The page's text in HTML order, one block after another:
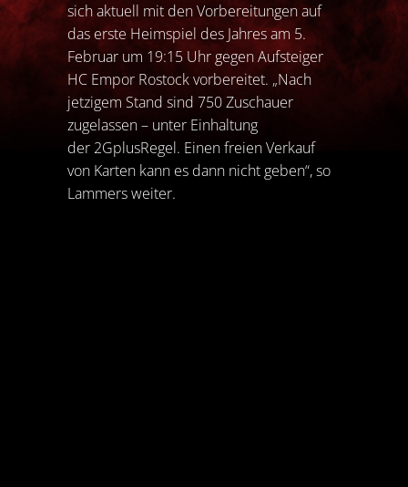
sich aktuell mit den Vorbereitungen auf
das erste Heimspiel des Jahres am 5.
Februar um 19:15 Uhr gegen Aufsteiger
HC Empor Rostock vorbereitet. „Nach
jetzigem Stand sind 750 Zuschauer
zugelassen – unter Einhaltung
der 2GplusRegel. Einen freien Verkauf
von Karten kann es dann nicht geben“, so
Lammers weiter.